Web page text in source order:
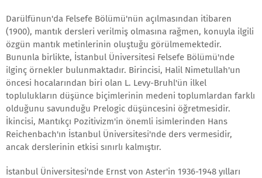
Darülfünun'da Felsefe Bölümü'nün açılmasından itibaren
(1900), mantık dersleri verilmiş olmasına rağmen, konuyla ilgili
özgün mantık metinlerinin oluştuğu görülmemektedir.
Bununla birlikte, İstanbul Üniversitesi Felsefe Bölümü'nde
ilginç örnekler bulunmaktadır. Birincisi, Halil Nimetullah'un
öncesi hocalarından biri olan L. Levy-Bruhl'ün ilkel
toplulukların düşünce biçimlerinin medeni toplumlardan farklı
olduğunu savunduğu Prelogic düşüncesini öğretmesidir.
İkincisi, Mantıkçı Pozitivizm'in önemli isimlerinden Hans
Reichenbach'ın İstanbul Üniversitesi'nde ders vermesidir,
ancak derslerinin etkisi sınırlı kalmıştır.
İstanbul Üniversitesi'nde Ernst von Aster'in 1936-1948 yılları